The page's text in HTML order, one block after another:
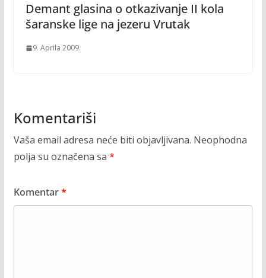
Demant glasina o otkazivanje II kola
šaranske lige na jezeru Vrutak
9. Aprila 2009.
Komentariši
Vaša email adresa neće biti objavljivana. Neophodna
polja su označena sa *
Komentar*